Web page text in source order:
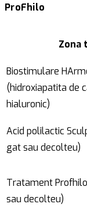
ProFhilo
Zona
Biostimulare
(hidroxiapatita de
hialuronic)
Acid polilactic
gat sau decolteu)
Tratament
sau decolteu)